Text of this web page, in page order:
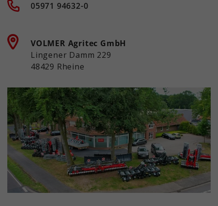
05971 94632-0
VOLMER Agritec GmbH
Lingener Damm 229
48429 Rheine